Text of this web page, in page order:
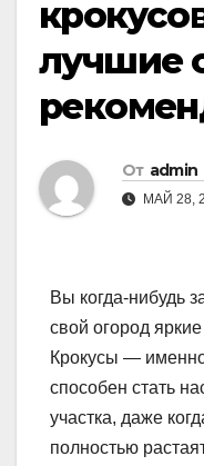
лучшие
От admin
МАЙ 28,
Вы когда-нибудь
свой огород
Крокусы —
способен стать
участка, даже
полностью